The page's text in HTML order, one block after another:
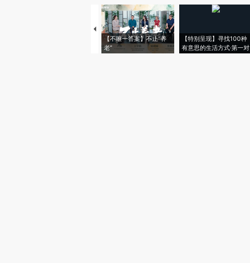
【不唯一答案】不止“养
老”
【特别呈现】寻找100种
有意思的生活方式·第一对